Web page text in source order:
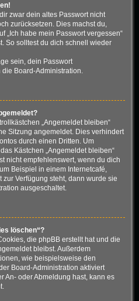
zwar dein altes Passwort nicht
zurücksetzen. Dies machst du,
„Ich habe mein Passwort vergessen“
So solltest du dich schnell wieder
sein, dein Passwort
Board-Administration.
„Angemeldet bleiben“
Sitzung angemeldet. Dies verhindert
durch einen Dritten. Um
Kästchen „Angemeldet bleiben“
nicht empfehlenswert, wenn du dich
Beispiel in einem Internetcafé,
Verfügung steht, dann wurde sie
ausgeschaltet.
löschen“?
die phpBB erstellt hat und die
bleibst. Außerdem
wie beispielsweise den
Board-Administration aktiviert
An- oder Abmeldung hast, kann es